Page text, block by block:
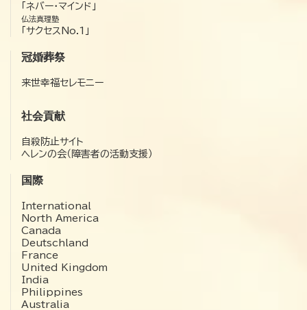
「ネバー・マインド」
仏法真理塾
「サクセスNo.1」
冠婚葬祭
来世幸福セレモニー
社会貢献
自殺防止サイト
ヘレンの会（障害者の活動支援）
国際
International
North America
Canada
Deutschland
France
United Kingdom
India
Philippines
Australia